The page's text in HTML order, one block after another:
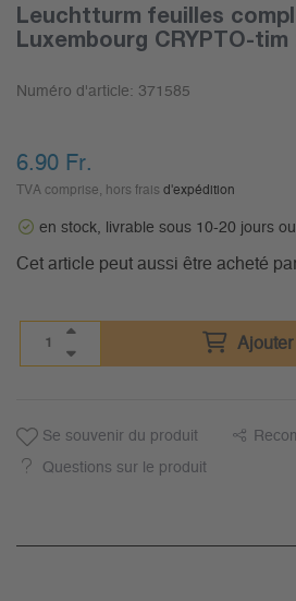
Leuchtturm feuilles
Luxembourg CRYPTO-tim
Numéro d'article: 371585
6.90 Fr.
TVA comprise, hors frais d'expédition
en stock, livrable sous 10-20 jours
Cet article peut aussi être acheté
Se souvenir du produit
Questions sur le produit